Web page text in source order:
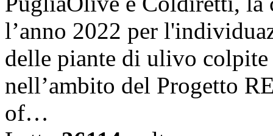
l’anno 2022 per
delle piante di ulivo
nell’ambito del Progetto
of…